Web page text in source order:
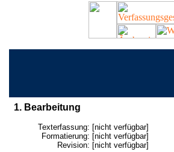
1. Bearbeitung
Texterfassung: [nicht verfügbar]
Formatierung: [nicht verfügbar]
Revision: [nicht verfügbar]